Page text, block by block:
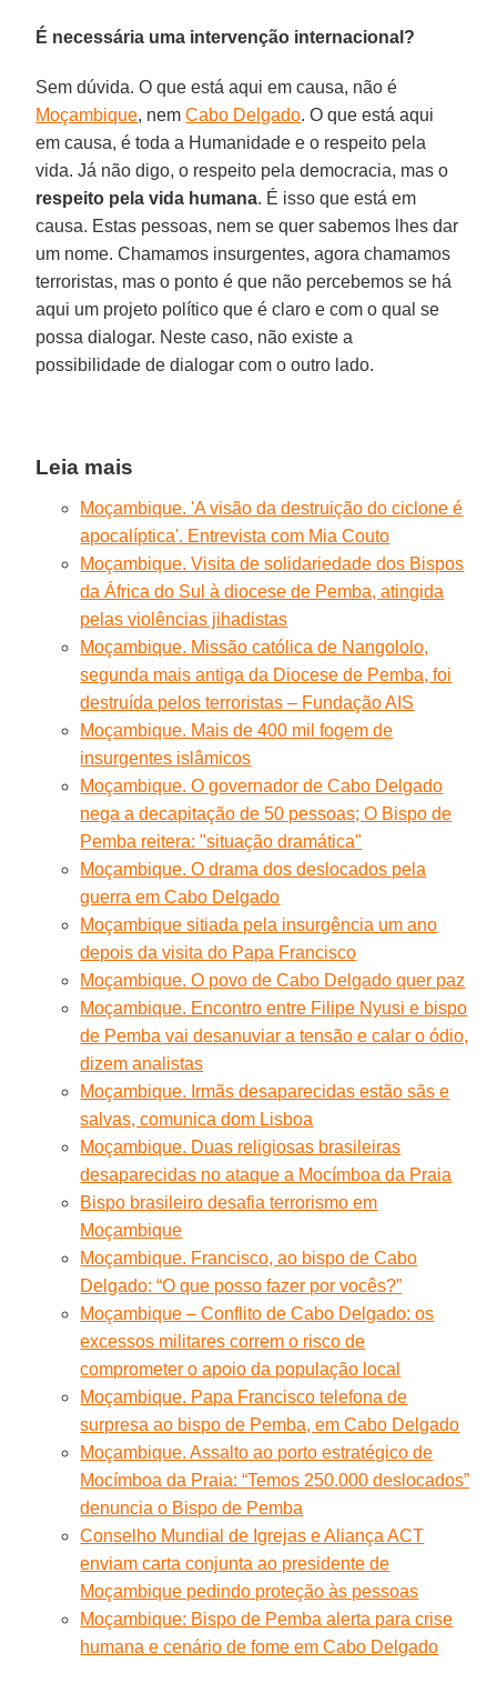
É necessária uma intervenção internacional?
Sem dúvida. O que está aqui em causa, não é
Moçambique, nemCabo Delgado. O que está aqui
em causa, é toda a Humanidade e o respeito pela
vida. Já não digo, o respeito pela democracia, mas o
respeito pela vida humana. É isso que está em
causa. Estas pessoas, nem se quer sabemos lhes dar
um nome. Chamamos insurgentes, agora chamamos
terroristas, mas o ponto é que não percebemos se há
aqui um projeto político que é claro e com o qual se
possa dialogar. Neste caso, não existe a
possibilidade de dialogar com o outro lado.
Leia mais
Moçambique. 'A visão da destruição do ciclone é
apocalíptica'. Entrevista com Mia Couto
Moçambique. Visita de solidariedade dos Bispos
da África do Sul à diocese de Pemba, atingida
pelas violências jihadistas
Moçambique. Missão católica de Nangololo,
segunda mais antiga da Diocese de Pemba, foi
destruída pelos terroristas – Fundação AIS
Moçambique. Mais de 400 mil fogem de
insurgentes islâmicos
Moçambique. O governador de Cabo Delgado
nega a decapitação de 50 pessoas; O Bispo de
Pemba reitera: "situação dramática"
Moçambique. O drama dos deslocados pela
guerra em Cabo Delgado
Moçambique sitiada pela insurgência um ano
depois da visita do Papa Francisco
Moçambique. O povo de Cabo Delgado quer paz
Moçambique. Encontro entre Filipe Nyusi e bispo
de Pemba vai desanuviar a tensão e calar o ódio,
dizem analistas
Moçambique. Irmãs desaparecidas estão sãs e
salvas, comunica dom Lisboa
Moçambique. Duas religiosas brasileiras
desaparecidas no ataque a Mocímboa da Praia
Bispo brasileiro desafia terrorismo em
Moçambique
Moçambique. Francisco, ao bispo de Cabo
Delgado: “O que posso fazer por vocês?”
Moçambique – Conflito de Cabo Delgado: os
excessos militares correm o risco de
comprometer o apoio da população local
Moçambique. Papa Francisco telefona de
surpresa ao bispo de Pemba, em Cabo Delgado
Moçambique. Assalto ao porto estratégico de
Mocímboa da Praia: “Temos 250.000 deslocados”
denuncia o Bispo de Pemba
Conselho Mundial de Igrejas e Aliança ACT
enviam carta conjunta ao presidente de
Moçambique pedindo proteção às pessoas
Moçambique: Bispo de Pemba alerta para crise
humana e cenário de fome em Cabo Delgado